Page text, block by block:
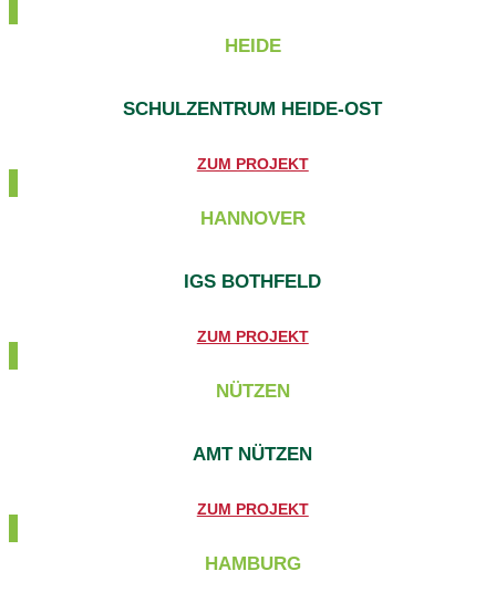
HEIDE
SCHULZENTRUM HEIDE-OST
ZUM PROJEKT
HANNOVER
IGS BOTHFELD
ZUM PROJEKT
NÜTZEN
AMT NÜTZEN
ZUM PROJEKT
HAMBURG